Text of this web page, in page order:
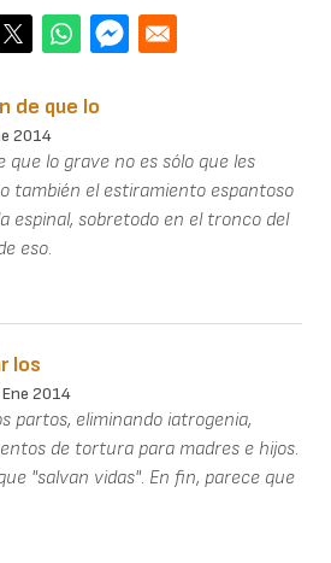
de que lo
2014
que lo grave no es sólo que les
también el estiramiento espantoso
espinal, sobretodo en el tronco del
eso.
los
2014
partos, eliminando iatrogenia,
de tortura para madres e hijos.
"salvan vidas". En fin, parece que